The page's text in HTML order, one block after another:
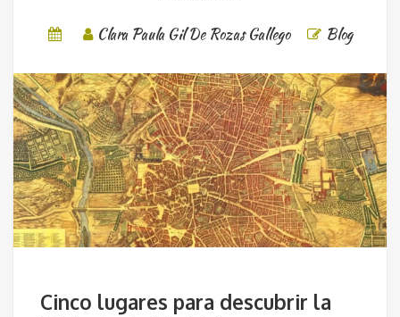
Clara Paula Gil De Rozas Gallego Blog
Cinco lugares para descubrir la